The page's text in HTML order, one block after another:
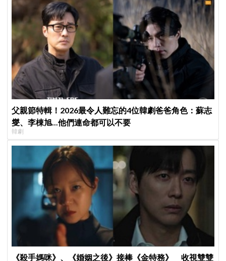
父親節特輯！2026最令人難忘的4位韓劇爸爸角色：蘇志
燮、李棟旭...他們連命都可以不要
韓劇
《殺手媽咪》、《婚姻之後》接棒《金特務》 收視雙雙